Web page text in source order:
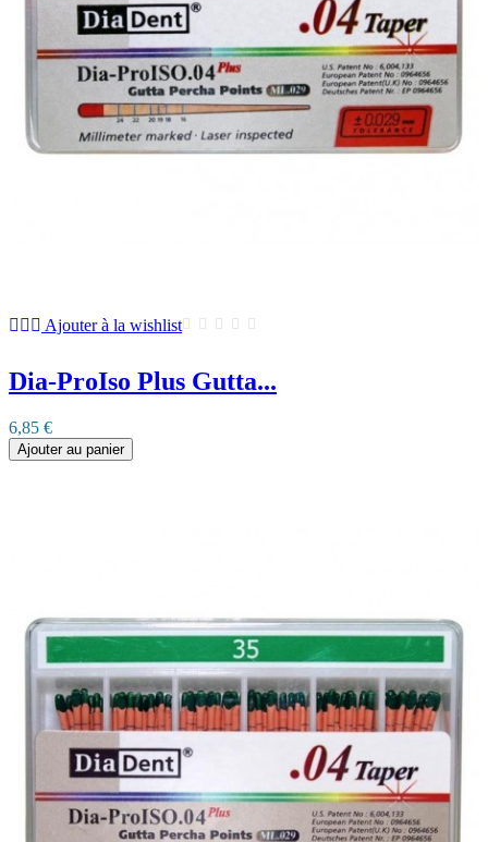
Ajouter à la wishlist
Dia-ProIso Plus Gutta...
6,85 €
Ajouter au panier